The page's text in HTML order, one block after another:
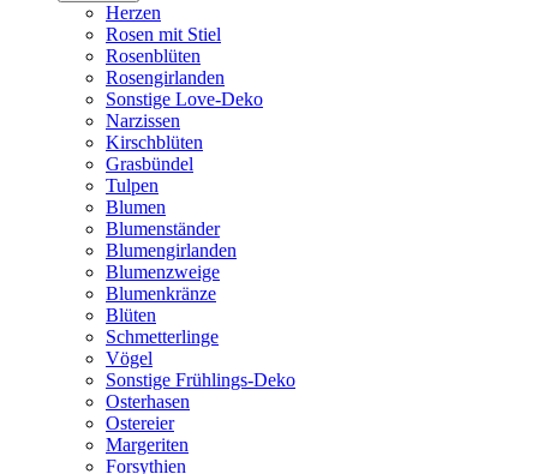
Herzen
Rosen mit Stiel
Rosenblüten
Rosengirlanden
Sonstige Love-Deko
Narzissen
Kirschblüten
Grasbündel
Tulpen
Blumen
Blumenständer
Blumengirlanden
Blumenzweige
Blumenkränze
Blüten
Schmetterlinge
Vögel
Sonstige Frühlings-Deko
Osterhasen
Ostereier
Margeriten
Forsythien